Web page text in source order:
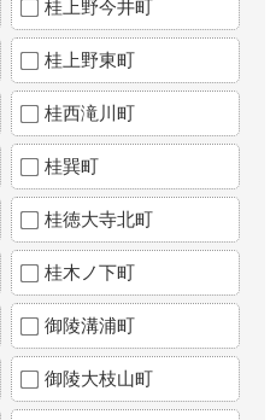
桂上野今井町
桂上野東町
桂西滝川町
桂巽町
桂徳大寺北町
桂木ノ下町
御陵溝浦町
御陵大枝山町